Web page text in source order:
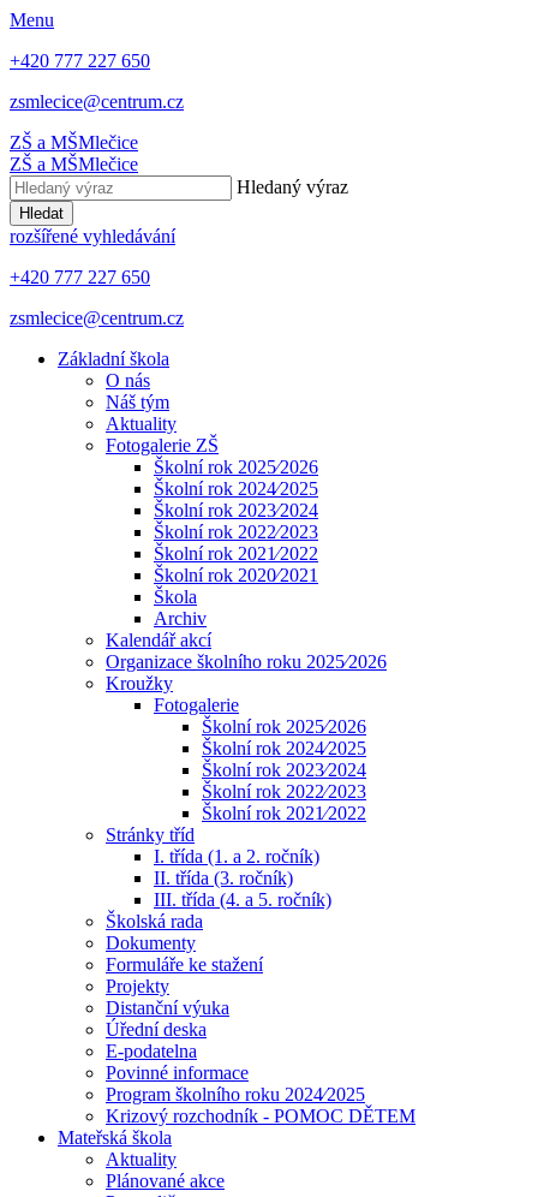
Menu
+420 777 227 650
zsmlecice@centrum.cz
ZŠ a MŠMlečice
ZŠ a MŠMlečice
Hledaný výraz
Hledat
rozšířené vyhledávání
+420 777 227 650
zsmlecice@centrum.cz
Základní škola
O nás
Náš tým
Aktuality
Fotogalerie ZŠ
Školní rok 2025⁄2026
Školní rok 2024⁄2025
Školní rok 2023⁄2024
Školní rok 2022⁄2023
Školní rok 2021⁄2022
Školní rok 2020⁄2021
Škola
Archiv
Kalendář akcí
Organizace školního roku 2025⁄2026
Kroužky
Fotogalerie
Školní rok 2025⁄2026
Školní rok 2024⁄2025
Školní rok 2023⁄2024
Školní rok 2022⁄2023
Školní rok 2021⁄2022
Stránky tříd
I. třída (1. a 2. ročník)
II. třída (3. ročník)
III. třída (4. a 5. ročník)
Školská rada
Dokumenty
Formuláře ke stažení
Projekty
Distanční výuka
Úřední deska
E-podatelna
Povinné informace
Program školního roku 2024⁄2025
Krizový rozchodník - POMOC DĚTEM
Mateřská škola
Aktuality
Plánované akce